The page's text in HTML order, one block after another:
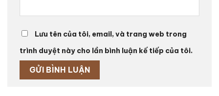
Lưu tên của tôi, email, và trang web trong
trình duyệt này cho lần bình luận kế tiếp của tôi.